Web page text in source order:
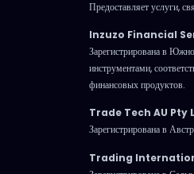
Предоставляет услуги,
Inzuzo Financial
Зарегистрирована в
инструментами,
финансовых продуктов.
Trade Tech AU Pty
Зарегистрирована в
Trading